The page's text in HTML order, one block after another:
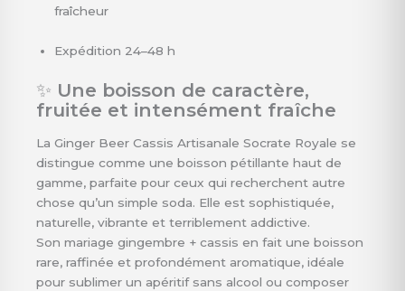
fraîcheur
Expédition 24–48 h
✨ Une boisson de caractère,
fruitée et intensément fraîche
La Ginger Beer Cassis Artisanale Socrate Royale se
distingue comme une boisson pétillante haut de
gamme, parfaite pour ceux qui recherchent autre
chose qu’un simple soda. Elle est sophistiquée,
naturelle, vibrante et terriblement addictive.
Son mariage gingembre + cassis en fait une boisson
rare, raffinée et profondément aromatique, idéale
pour sublimer un apéritif sans alcool ou composer